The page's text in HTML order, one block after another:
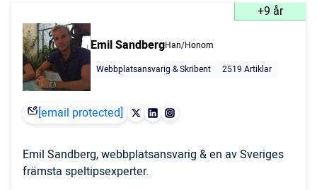
+9 år
Emil SandbergHan/Honom
Webbplatsansvarig & Skribent
2519 Artiklar
[email protected]
Emil Sandberg, webbplatsansvarig & en av Sveriges
främsta speltipsexperter.